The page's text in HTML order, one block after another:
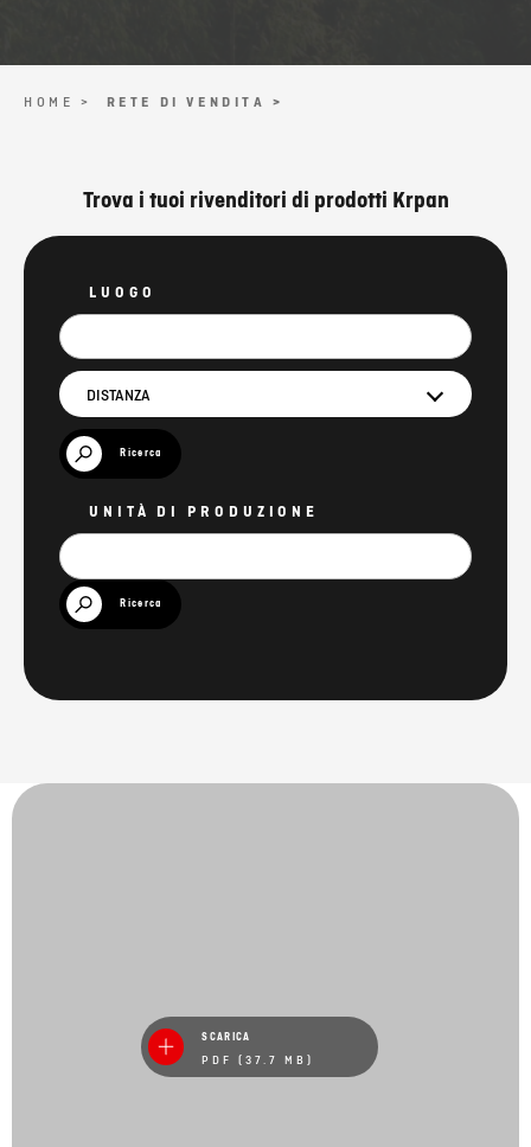
HOME > RETE DI VENDITA >
Trova i tuoi rivenditori di prodotti Krpan
LUOGO
DISTANZA
Ricerca
UNITÀ DI PRODUZIONE
Ricerca
SCARICA
PDF (37.7 MB)